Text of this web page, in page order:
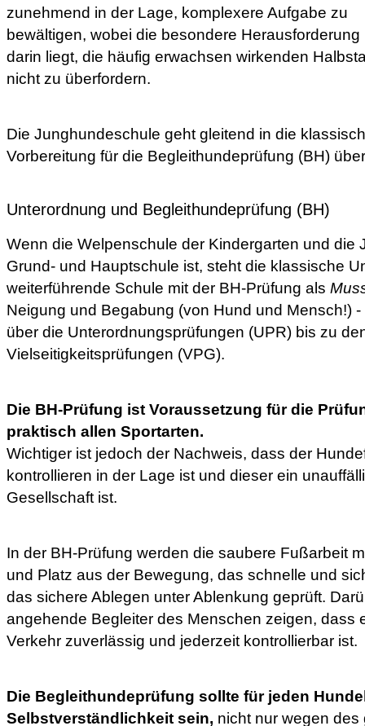
zunehmend in der Lage, komplexere Aufgabe zu
bewältigen, wobei die besondere Herausforderung
darin liegt, die häufig erwachsen wirkenden
nicht zu überfordern.
Die Junghundeschule geht gleitend in die
Vorbereitung für die Begleithundeprüfung (BH)
Unterordnung und Begleithundeprüfung (BH)
Wenn die Welpenschule der Kindergarten und die
Grund- und Hauptschule ist, steht die klassische
weiterführende Schule mit der BH-Prüfung als
Neigung und Begabung (von Hund und Mensch!)
über die Unterordnungsprüfungen (UPR) bis zu
Vielseitigkeitsprüfungen (VPG).
Die BH-Prüfung ist Voraussetzung für die
praktisch allen Sportarten.
Wichtiger ist jedoch der Nachweis, dass der
kontrollieren in der Lage ist und dieser ein
Gesellschaft ist.
In der BH-Prüfung werden die saubere Fußarbeit
und Platz aus der Bewegung, das schnelle und
das sichere Ablegen unter Ablenkung geprüft.
angehende Begleiter des Menschen zeigen, dass
Verkehr zuverlässig und jederzeit kontrollierbar ist.
Die Begleithundeprüfung sollte für jeden
Selbstverständlichkeit sein, nicht nur wegen